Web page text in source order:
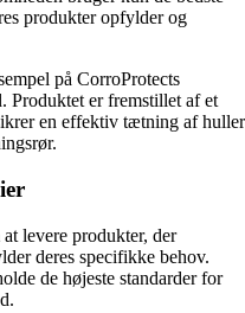
produkter opfylder og
på CorroProtects
Produktet er fremstillet af et
en effektiv tætning af huller
levere produkter, der
deres specifikke behov.
de højeste standarder for